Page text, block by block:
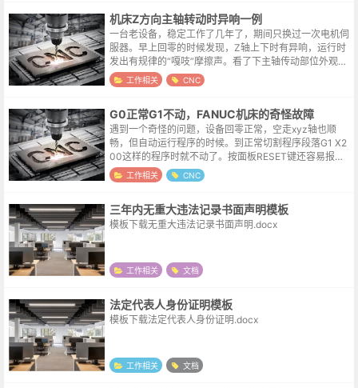
机床Z方向主轴转动时异响一例
一台老设备，稳定工作了几年了，期间只换过一次电机伺
服器。早上回零的时候发现，Z轴上下时有异响，运行时
发出有规律的“嘎吱”摩擦声。看了下主轴传动部位外观，
发现因为油路不通，传动部位的链条与导轨基本都是干
的，尝试润滑加油，但异响的状况并没...
工作相关 CNC
G0正常G1不动，FANUC机床的奇怪故障
遇到一个奇怪的问题，设备回零正常，空走xyz轴也顺
畅，但自动运行程序的时候。到正常切割程序段落G1 X2
00这样的程序时就不动了。按面板RESET键还容易报出
一个9073错误。9073 (SPN1 S-SPINDLE ERROR AL...
工作相关 CNC
三年内无重大违法记录书面声明模板
模板下载无重大违法记录书面声明.docx
工作相关 文档
法定代表人身份证明模板
模板下载法定代表人身份证明.docx
工作相关 文档